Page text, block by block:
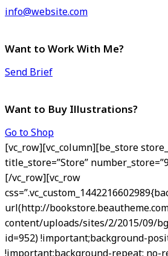
info@website.com
Want to Work With Me?
Send Brief
Want to Buy Illustrations?
Go to Shop
[vc_row][vc_column][be_store
title_store=”Store”
[/vc_row][vc_row
url(http://
content/uploads/sites/2/2015/09/
id=952) !important;background-